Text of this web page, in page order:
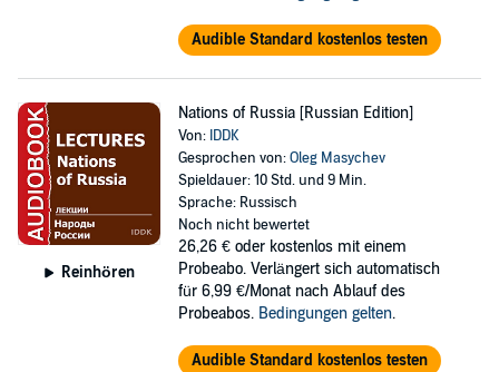
Audible Standard kostenlos testen
Reinhören
Nations of Russia [Russian Edition]
Von: IDDK
Gesprochen von:Oleg Masychev
Spieldauer: 10 Std. und 9 Min.
Sprache: Russisch
Noch nicht bewertet
26,26 € oder kostenlos mit einem
Probeabo. Verlängert sich automatisch
für 6,99 €/Monat nach Ablauf des
Probeabos. Bedingungen gelten.
Audible Standard kostenlos testen